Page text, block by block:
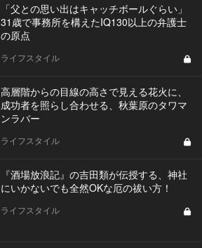
「父との思い出はキャッチボールぐらい」
31歳で事務所を構えたIQ130以上の弁護士
の原点
ライフスタイル
高層階からの目線の高さで見える花火に、
成功者を照らし合わせる、秋葉原のタワマ
ンラバー
ライフスタイル
『酒場放浪記』の吉田類が伝授する、神社
にいかないでも全然OKな厄の祓い方！
ライフスタイル